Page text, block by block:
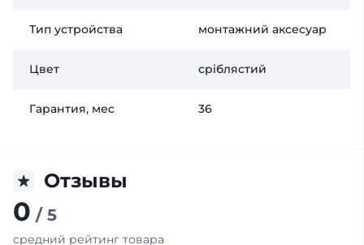
Тип устройства монтажний аксесуар
Цвет сріблястий
Гарантия, мес 36
Отзывы
0 / 5
средний рейтинг товара